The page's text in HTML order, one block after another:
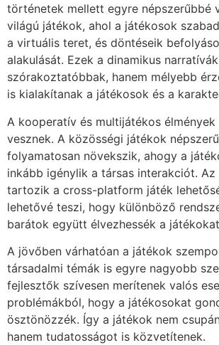
történetek mellett egyre népszerűbbé
világú játékok, ahol a játékosok
a virtuális teret, és döntéseik
alakulását. Ezek a dinamikus
szórakoztatóbbak, hanem mélyebb
is kialakítanak a játékosok és a
A kooperatív és multijátékos élmények
vesznek. A közösségi játékok
folyamatosan növekszik, ahogy a
inkább igénylik a társas interakciót.
tartozik a cross-platform játék
lehetővé teszi, hogy különböző
barátok együtt élvezhessék a
A jövőben várhatóan a játékok
társadalmi témák is egyre nagyobb
fejlesztők szívesen merítenek valós
problémákból, hogy a játékosokat
ösztönözzék. Így a játékok nem
hanem tudatosságot is közvetítenek.